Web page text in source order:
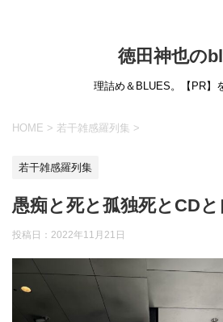
徳田神也の
理詰め＆BLUES。【PR】
HOME > 若干雑感羅列集 >
若干雑感羅列集
愚痴と死と孤独死とCD
投稿日： 2022年11月21日